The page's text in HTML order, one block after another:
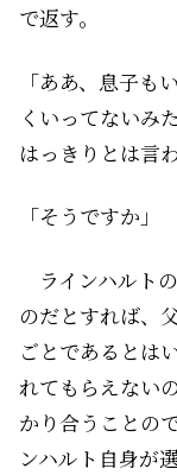
で返す。
「ああ、息子
くいってないみ
はっきりとは言
「そうですか」
ラインハルト
のだとすれば、
ごとであるとは
れてもらえない
かり合うことの
ンハルト自身が